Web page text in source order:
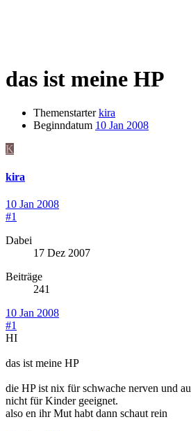
das ist meine HP
Themenstarter kira
Beginndatum 10 Jan 2008
K
kira
10 Jan 2008
#1
Dabei
17 Dez 2007
Beiträge
241
10 Jan 2008
#1
HI
das ist meine HP
die HP ist nix für schwache nerven und
nicht für Kinder geeignet.
also en ihr Mut habt dann schaut rein